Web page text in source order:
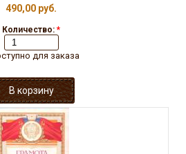
490,00 руб.
Количество: *
для заказа